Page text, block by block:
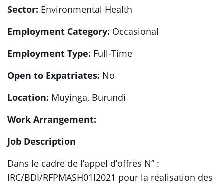
Sector: Environmental Health
Employment Category: Occasional
Employment Type: Full-Time
Open to Expatriates: No
Location: Muyinga, Burundi
Work Arrangement:
Job Description
Dans le cadre de l’appel d’offres N” :
IRC/BDI/RFPMASH01l2021 pour la réalisation des